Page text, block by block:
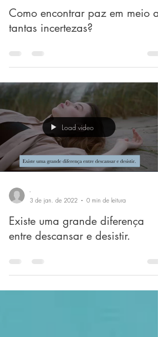
Como encontrar paz em meio a
tantas incertezas?
Load video
-
3 de jan. de 2022
0 min de leitura
Existe uma grande diferença
entre descansar e desistir.